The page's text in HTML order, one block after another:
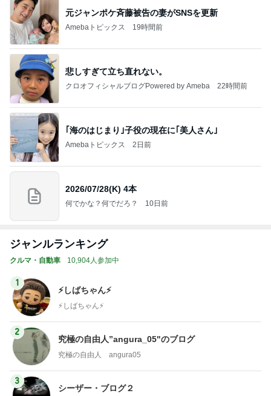
元ジャンポケ斉藤被告の妻がSNSを更新
Amebaトピックス 19時間前
悲しすぎて立ち直れない。
クロオフィシャルブログPowered by Ameba 22時間前
｢海のはじまり｣子役の現在に｢美人さん｣
Amebaトピックス 2日前
2026/07/28(K) 4本
何でかな？何でだろ？ 10日前
ジャンルランキング
クルマ・自動車 10,904人参加中
1
⚡️しばちゃん⚡
⚡️しばちゃん⚡️
2
究極の自由人”angura_05"のブログ
究極の自由人 angura05
3
シーザー・ブログ２